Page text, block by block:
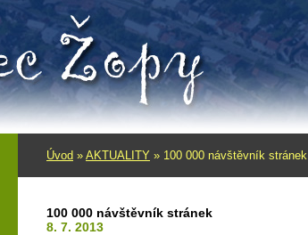
Úvod » AKTUALITY » 100 000 návštěvník stránek
100 000 návštěvník stránek
8. 7. 2013